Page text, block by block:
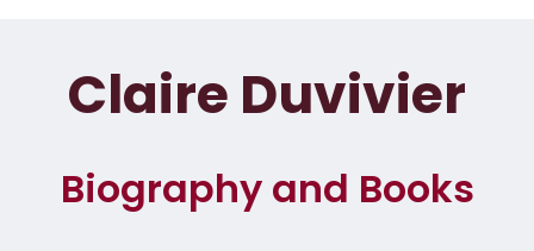
Claire Duvivier
Biography and Books